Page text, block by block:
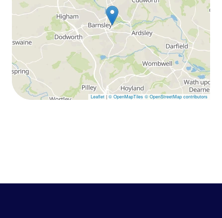
Leaflet | © OpenMapTiles © OpenStreetMap contributors